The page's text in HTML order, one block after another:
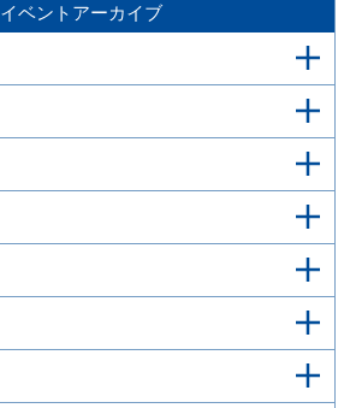
イベントアーカイブ